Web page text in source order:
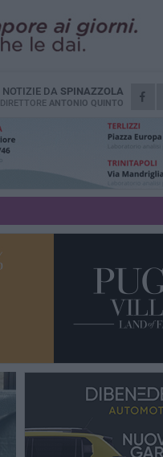
NOTIZIE DA SPINAZZOLA
DIRETTORE ANTONIO QUINTO